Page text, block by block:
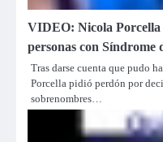
VIDEO: Nicola
personas con Síndrome
Tras darse cuenta que pudo
Porcella pidió perdón por
sobrenombres…